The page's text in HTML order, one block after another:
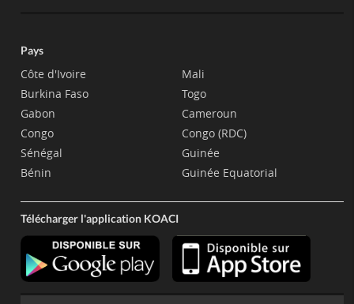
Pays
Côte d'Ivoire
Burkina Faso
Gabon
Congo
Sénégal
Bénin
Mali
Togo
Cameroun
Congo (RDC)
Guinée
Guinée Equatorial
Télécharger l'application KOACI